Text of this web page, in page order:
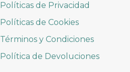
Políticas de Privacidad
Políticas de Cookies
Términos y Condiciones
Política de Devoluciones